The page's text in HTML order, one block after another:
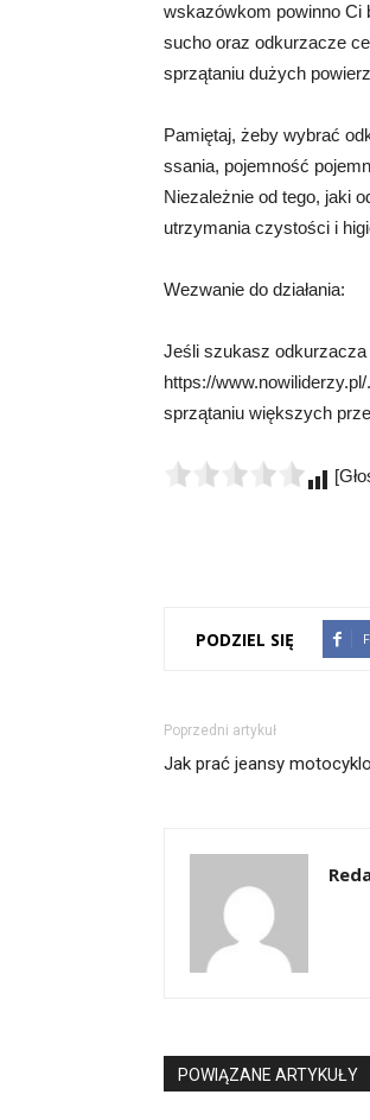
wskazówkom powinno Ci
sucho oraz odkurzacze
sprzątaniu dużych
Pamiętaj, żeby wybrać
ssania, pojemność
Niezależnie od tego, jaki
utrzymania czystości i
Wezwanie do działania:
Jeśli szukasz
https://
sprzątaniu większych
PODZIEL SIĘ
Poprzedni artykuł
Jak prać jeansy
POWIĄZANE ARTYKUŁY